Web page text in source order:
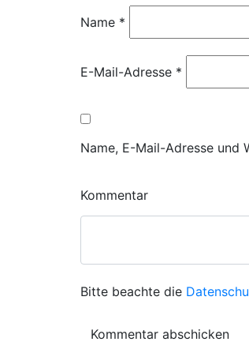
Name *
E-Mail-Adresse *
Name, E-Mail-Adresse und
Kommentar
Bitte beachte die